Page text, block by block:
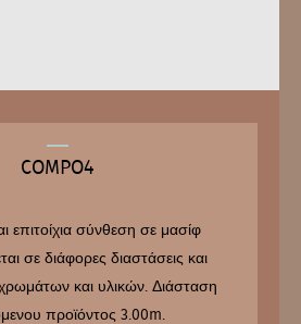
COMPO4
επιτοίχια σύνθεση σε μασίφ
σε διάφορες διαστάσεις και
και υλικών. Διάσταση
προϊόντος 3.00m.